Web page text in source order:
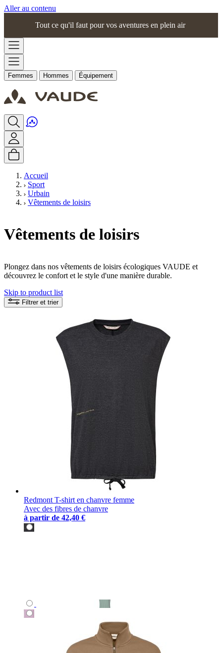
Aller au contenu
Tout ce qu'il faut pour vos aventures en plein air
Femmes Hommes Équipement
Accueil
Sport
Urbain
Vêtements de loisirs
Vêtements de loisirs
Plongez dans nos vêtements de loisirs écologiques VAUDE et
découvrez le confort et le style d'une manière durable.
Skip to product list
Filtrer et trier
Redmont T-shirt en chanvre femme
Avec des fibres de chanvre
à partir de 42,40 €